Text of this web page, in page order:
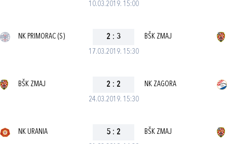
10.03.2019. 15:00
17.03.2019. 15:30
NK PRIMORAC (S) 2 : 3 BŠK ZMAJ
24.03.2019. 15:30
BŠK ZMAJ 2 : 2 NK ZAGORA
NK URANIA 5 : 2 BŠK ZMAJ